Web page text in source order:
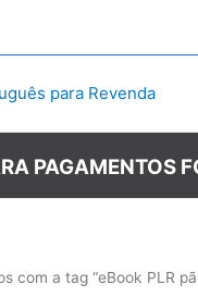
PAGAMENTOS
com a tag “eBook PLR